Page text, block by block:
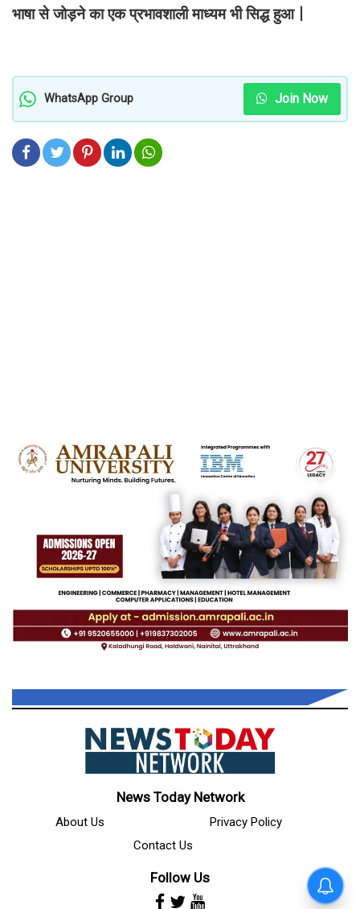
भाषा से जोड़ने का एक प्रभावशाली माध्यम भी सिद्ध हुआ |
WhatsApp Group Join Now
News Today Network
About Us
Privacy Policy
Contact Us
Follow Us